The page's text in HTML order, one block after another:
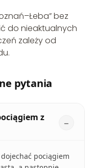
bez
do nieaktualnych
zależy od
pytania
z
pociągiem